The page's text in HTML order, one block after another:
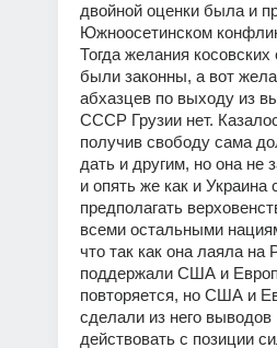
двойной оценки была и
Южноосетинском
Тогда желания косовских
были законны, а вот
абхазцев по выходу из
СССР Грузии нет.
получив свободу сама
дать и другим, но она не
и опять же как и Украина
предполагать
всеми остальными
что так как она лаяла на
поддержали США и
повторяется, но США и
сделали из него
действовать с позиции